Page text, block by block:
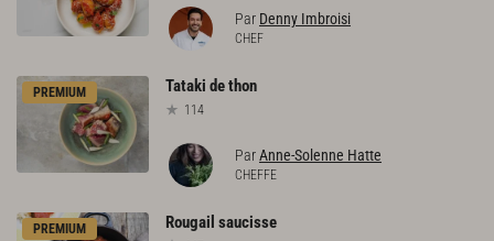
Par Denny Imbroisi
CHEF
PREMIUM Tataki dethon
114
ParAnne-Solenne Hatte
CHEFFE
PREMIUM Rougail saucisse